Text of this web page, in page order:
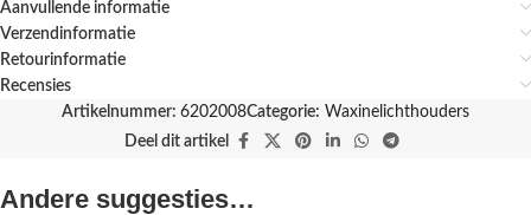
Aanvullende informatie
Verzendinformatie
Retourinformatie
Recensies
Artikelnummer: 6202008Categorie: Waxinelichthouders
Deel dit artikel
Andere suggesties…